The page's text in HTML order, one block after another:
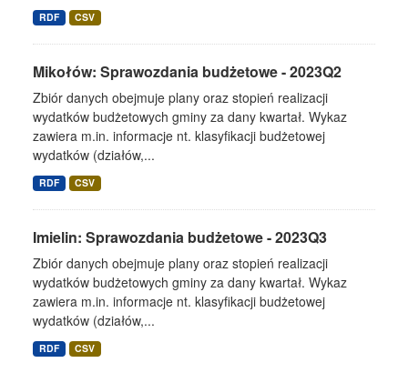
RDF CSV
Mikołów: Sprawozdania budżetowe - 2023Q2
Zbiór danych obejmuje plany oraz stopień realizacji
wydatków budżetowych gminy za dany kwartał. Wykaz
zawiera m.in. informacje nt. klasyfikacji budżetowej
wydatków (działów,...
RDF CSV
Imielin: Sprawozdania budżetowe - 2023Q3
Zbiór danych obejmuje plany oraz stopień realizacji
wydatków budżetowych gminy za dany kwartał. Wykaz
zawiera m.in. informacje nt. klasyfikacji budżetowej
wydatków (działów,...
RDF CSV